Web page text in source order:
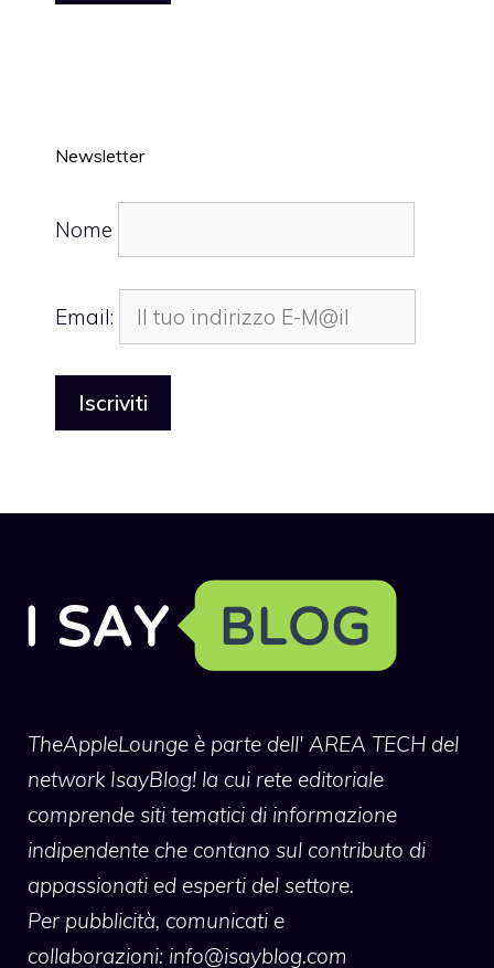
Newsletter
Nome
Email:
TheAppleLounge è parte dell' AREA TECH del
network IsayBlog! la cui rete editoriale
comprende siti tematici di informazione
indipendente che contano sul contributo di
appassionati ed esperti del settore.
Per pubblicità, comunicati e
collaborazioni: info@isayblog.com